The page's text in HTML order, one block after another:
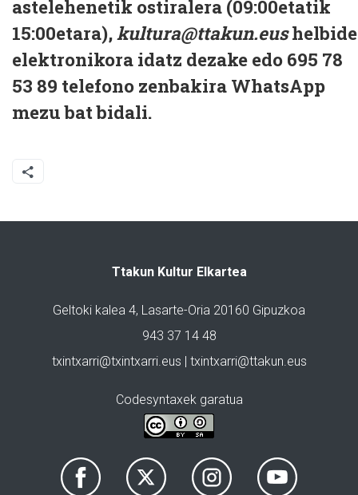
astelehenetik ostiralera (09:00etatik
15:00etara),kultura@ttakun.eushelbide
elektronikora idatz dezake edo 695 78
53 89 telefono zenbakira WhatsApp
mezu bat bidali.
Ttakun Kultur Elkartea
Geltoki kalea 4, Lasarte-Oria 20160 Gipuzkoa
943 37 14 48
txintxarri@txintxarri.eus | txintxarri@ttakun.eus
Codesyntaxek garatua